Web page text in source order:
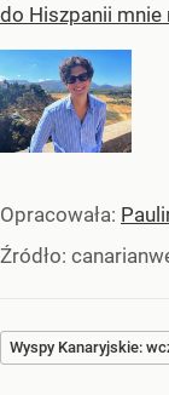
do Hiszpanii mnie
Opracowała:
Źródło:
Wyspy Kanaryjskie: